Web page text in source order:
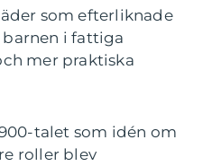
som efterliknade
barnen i fattiga
mer praktiska
talet som idén om
roller blev